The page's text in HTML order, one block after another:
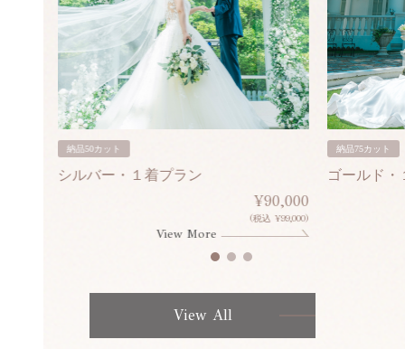
納品50カット
シルバー・１着プラン
¥90,000
(税込 ¥99,000)
View More
納品75カット
ゴールド・
View All